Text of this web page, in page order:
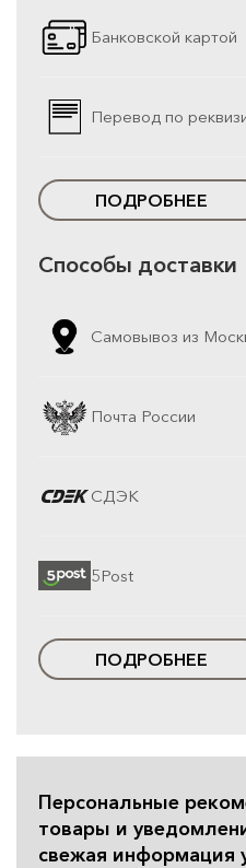
Банковской картой
Перевод по
ПОДРОБНЕЕ
Способы доставки
Самовывоз из
Почта России
СДЭК
5Post
ПОДРОБНЕЕ
Персональные
товары и
свежая информация